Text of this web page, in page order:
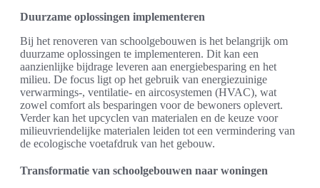
Duurzame oplossingen implementeren
Bij het renoveren van schoolgebouwen is het belangrijk om
duurzame oplossingen te implementeren. Dit kan een
aanzienlijke bijdrage leveren aan energiebesparing en het
milieu. De focus ligt op het gebruik van energiezuinige
verwarmings-, ventilatie- en aircosystemen (HVAC), wat
zowel comfort als besparingen voor de bewoners oplevert.
Verder kan het upcyclen van materialen en de keuze voor
milieuvriendelijke materialen leiden tot een vermindering van
de ecologische voetafdruk van het gebouw.
Transformatie van schoolgebouwen naar woningen